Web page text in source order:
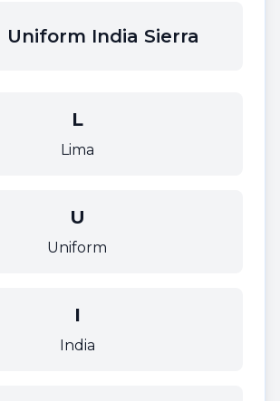
Uniform India Sierra
L
Lima
U
Uniform
I
India